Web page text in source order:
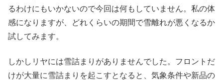
るわけにもいかないので今回は何もしていません。私の体
感になりますが、どれくらいの期間で雪離れが悪くなるか
試してみます。
しかしリヤには雪詰まりがありませんでした。フロントだ
けが大量に雪詰まりを起こすとなると、気象条件や新品の